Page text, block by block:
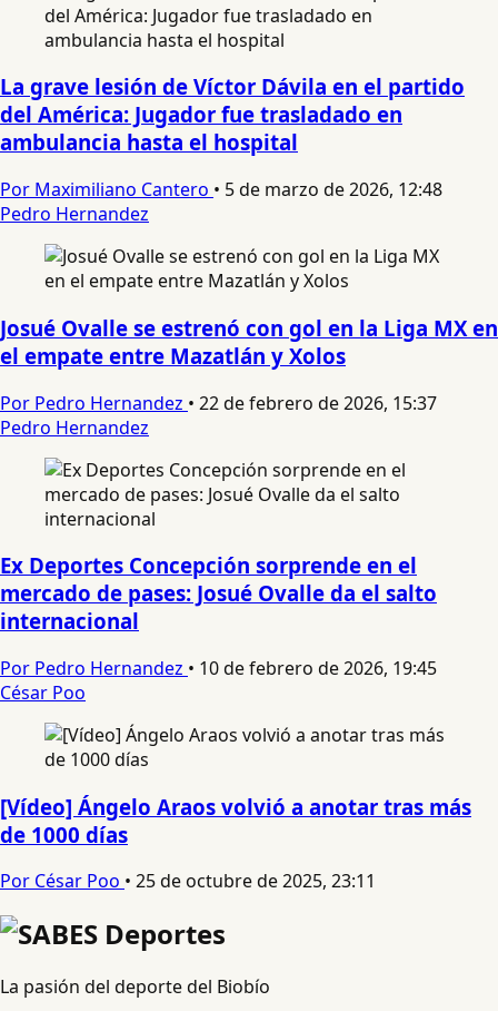
La grave lesión de Víctor Dávila en el partido
del América: Jugador fue trasladado en
ambulancia hasta el hospital
Por Maximiliano Cantero • 5 de marzo de 2026, 12:48
Pedro Hernandez
Josué Ovalle se estrenó con gol en la Liga MX en
el empate entre Mazatlán y Xolos
Por Pedro Hernandez • 22 de febrero de 2026, 15:37
Pedro Hernandez
Ex Deportes Concepción sorprende en el
mercado de pases: Josué Ovalle da el salto
internacional
Por Pedro Hernandez • 10 de febrero de 2026, 19:45
César Poo
[Vídeo] Ángelo Araos volvió a anotar tras más
de 1000 días
Por César Poo • 25 de octubre de 2025, 23:11
La pasión del deporte del Biobío